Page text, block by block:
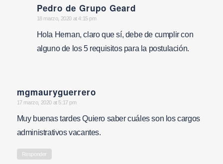
Pedro de Grupo Geard
says:
18 marzo, 2020 at 4:15 pm
Hola Hernan, claro que sí, debe de cumplir con
alguno de los 5 requisitos para la postulación.
mgmauryguerrero
says:
17 marzo, 2020 at 5:17 pm
Muy buenas tardes Quiero saber cuáles son los cargos
administrativos vacantes.
Responder